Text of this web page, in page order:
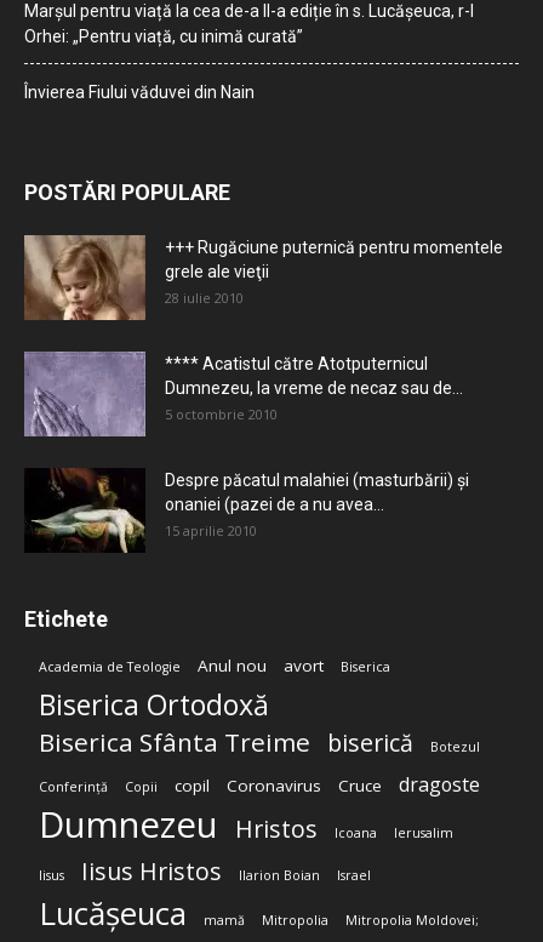
Marșul pentru viață la cea de-a II-a ediție în s. Lucășeuca, r-l
Orhei: „Pentru viață, cu inimă curată”
Învierea Fiului văduvei din Nain
POSTĂRI POPULARE
+++ Rugăciune puternică pentru momentele
grele ale vieţii
28 iulie 2010
**** Acatistul către Atotputernicul
Dumnezeu, la vreme de necaz sau de...
5 octombrie 2010
Despre păcatul malahiei (masturbării) şi
onaniei (pazei de a nu avea...
15 aprilie 2010
Etichete
Academia de Teologie Anul nou avort Biserica
Biserica Ortodoxă
Biserica Sfânta Treime biserică Botezul
Conferință Copii copil Coronavirus Cruce dragoste
Dumnezeu Hristos Icoana Ierusalim
Iisus Iisus Hristos Ilarion Boian Israel
Lucășeuca mamă Mitropolia Mitropolia Moldovei;